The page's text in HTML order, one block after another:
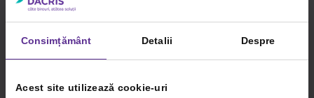
Consimțământ Detalii Despre
Acest site utilizează cookie-uri